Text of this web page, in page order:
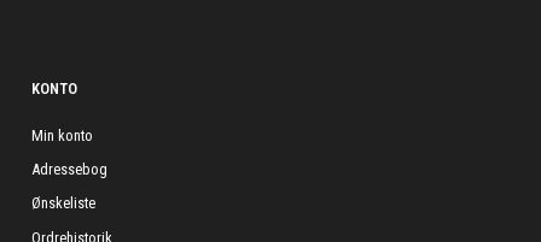
KONTO
Min konto
Adressebog
Ønskeliste
Ordrehistorik